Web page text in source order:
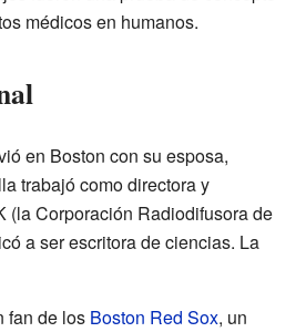
médicos en humanos.
en Boston con su esposa,
trabajó como directora y
(la Corporación Radiodifusora de
a ser escritora de ciencias. La
fan de los Boston Red Sox, un